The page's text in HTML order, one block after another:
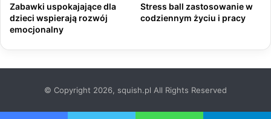
Zabawki uspokajające dla
dzieci wspierają rozwój
emocjonalny
Stress ball zastosowanie w
codziennym życiu i pracy
© Copyright 2026, squish.pl All Rights Reserved